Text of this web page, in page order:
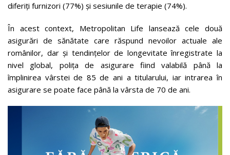
diferiți furnizori (77%) și sesiunile de terapie (74%).
În acest context, Metropolitan Life lansează cele două
asigurări de sănătate care răspund nevoilor actuale ale
românilor, dar și tendințelor de longevitate înregistrate la
nivel global, polița de asigurare fiind valabilă până la
împlinirea vârstei de 85 de ani a titularului, iar intrarea în
asigurare se poate face până la vârsta de 70 de ani.